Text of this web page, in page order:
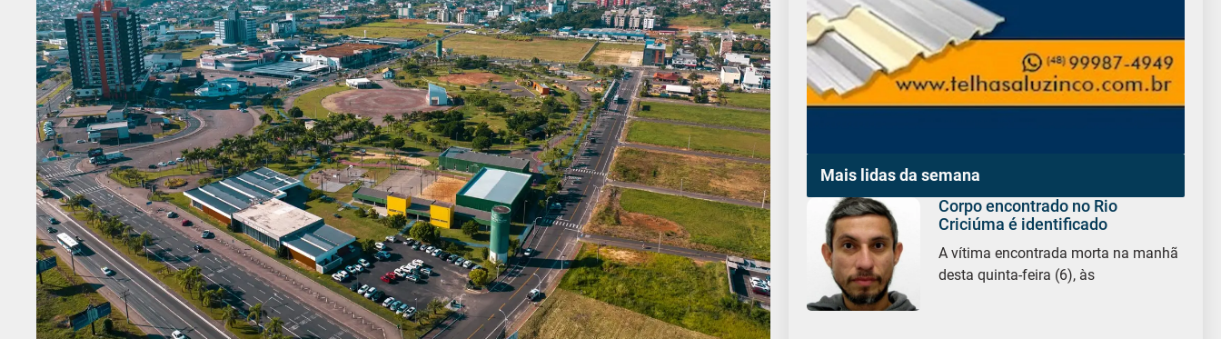
Mais lidas da semana
Corpo encontrado no Rio
Criciúma é identificado
A vítima encontrada morta na manhã
desta quinta-feira (6), às